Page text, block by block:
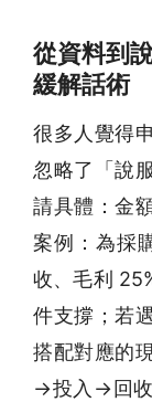
從資料到
緩解話術
很多人覺得
忽略了「說
請具體：金
案例：為採
收、毛利
件支撐；若
搭配對應的
→投入→回收